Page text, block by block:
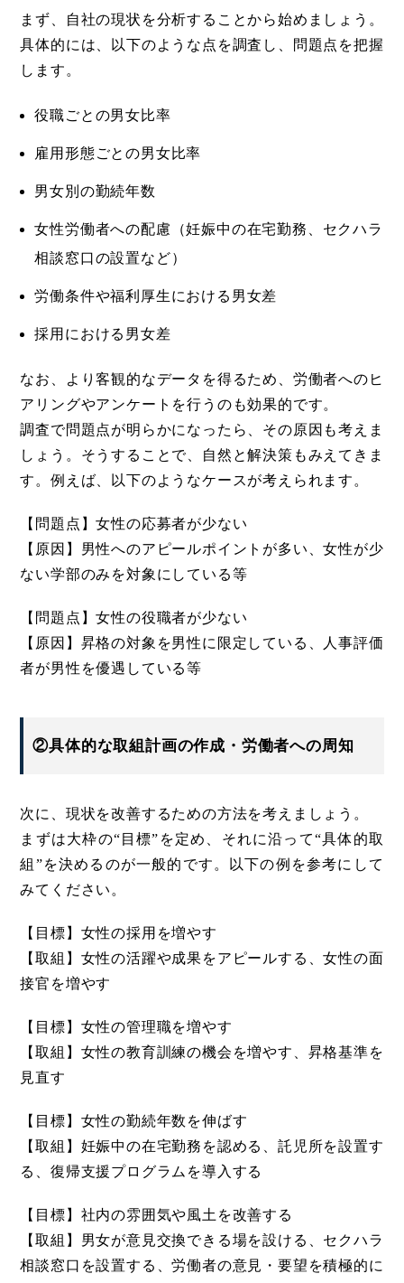
まず、自社の現状を分析することから始めましょう。
具体的には、以下のような点を調査し、問題点を把握
します。
役職ごとの男女比率
雇用形態ごとの男女比率
男女別の勤続年数
女性労働者への配慮（妊娠中の在宅勤務、セクハラ
相談窓口の設置など）
労働条件や福利厚生における男女差
採用における男女差
なお、より客観的なデータを得るため、労働者へのヒ
アリングやアンケートを行うのも効果的です。
調査で問題点が明らかになったら、その原因も考えま
しょう。そうすることで、自然と解決策もみえてきま
す。例えば、以下のようなケースが考えられます。
【問題点】女性の応募者が少ない
【原因】男性へのアピールポイントが多い、女性が少
ない学部のみを対象にしている等
【問題点】女性の役職者が少ない
【原因】昇格の対象を男性に限定している、人事評価
者が男性を優遇している等
②具体的な取組計画の作成・労働者への周知
次に、現状を改善するための方法を考えましょう。
まずは大枠の“目標”を定め、それに沿って“具体的取
組”を決めるのが一般的です。以下の例を参考にして
みてください。
【目標】女性の採用を増やす
【取組】女性の活躍や成果をアピールする、女性の面
接官を増やす
【目標】女性の管理職を増やす
【取組】女性の教育訓練の機会を増やす、昇格基準を
見直す
【目標】女性の勤続年数を伸ばす
【取組】妊娠中の在宅勤務を認める、託児所を設置す
る、復帰支援プログラムを導入する
【目標】社内の雰囲気や風土を改善する
【取組】男女が意見交換できる場を設ける、セクハラ
相談窓口を設置する、労働者の意見・要望を積極的に